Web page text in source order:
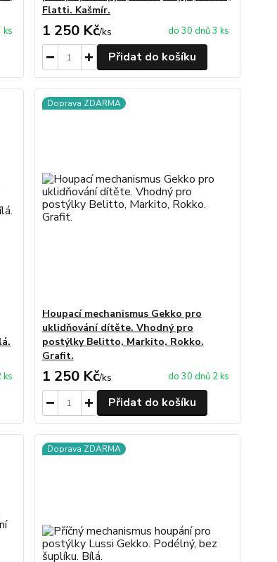
ks
Flatti. Kašmír.
1 250 Kč/ks do 30 dnů 3 ks
Přidat do košíku
ks
Doprava ZDARMA
Houpací mechanismus Gekko pro
uklidňování dítěte. Vhodný pro
postýlky Belitto, Markito, Rokko.
Grafit.
1 250 Kč/ks do 30 dnů 2 ks
Přidat do košíku
Doprava ZDARMA